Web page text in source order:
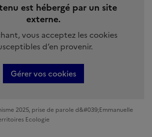
est hébergé par un site
externe.
vous acceptez les cookies
d’en provenir.
Gérer vos cookies
2025, prise de parole d&#039;Emmanuelle
Ecologie